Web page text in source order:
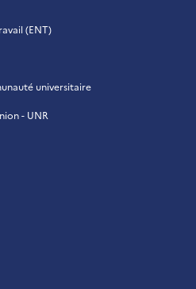
(ENT)
universitaire
- UNR